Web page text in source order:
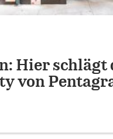
Hier schlägt
von